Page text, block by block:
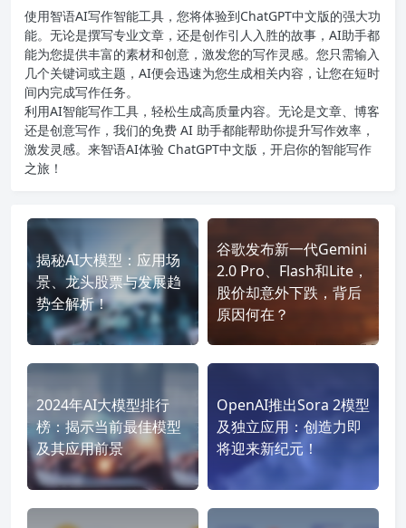
使用智语AI写作智能工具，您将体验到ChatGPT中文版的强大功
能。无论是撰写专业文章，还是创作引人入胜的故事，AI助手都
能为您提供丰富的素材和创意，激发您的写作灵感。您只需输入
几个关键词或主题，AI便会迅速为您生成相关内容，让您在短时
间内完成写作任务。
利用AI智能写作工具，轻松生成高质量内容。无论是文章、博客
还是创意写作，我们的免费 AI 助手都能帮助你提升写作效率，
激发灵感。来智语AI体验 ChatGPT中文版 ，开启你的智能写作
之旅！
揭秘AI大模型：应用场
景、龙头股票与发展趋
势全解析！
谷歌发布新一代Gemini
2.0 Pro、Flash和Lite，
股价却意外下跌，背后
原因何在？
2024年AI大模型排行
榜：揭示当前最佳模型
及其应用前景
OpenAI推出Sora 2模型
及独立应用：创造力即
将迎来新纪元！